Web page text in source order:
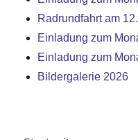
Radrundfahrt am
Einladung zum
Einladung zum
Bildergalerie 2026